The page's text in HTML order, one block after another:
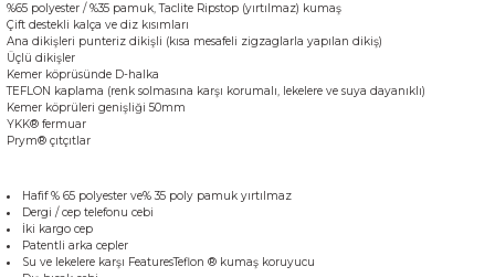
%65 polyester / %35 pamuk, Taclite Ripstop (yırtılmaz) kumaş
Çift destekli kalça ve diz kısımları
Ana dikişleri punteriz dikişli (kısa mesafeli zigzaglarla yapılan dikiş)
Üçlü dikişler
Kemer köprüsünde D-halka
TEFLON kaplama (renk solmasına karşı korumalı, lekelere ve suya dayanıklı)
Kemer köprüleri genişliği 50mm
YKK® fermuar
Prym® çıtçıtlar
Hafif % 65 polyester ve% 35 poly pamuk yırtılmaz
Dergi / cep telefonu cebi
İki kargo cep
Patentli arka cepler
Su ve lekelere karşı FeaturesTeflon ® kumaş koruyucu